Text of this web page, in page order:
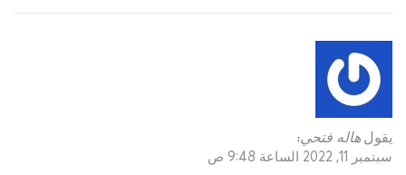
يقول هاله فتحي:
سبتمبر 11, 2022 الساعة 9:48 ص